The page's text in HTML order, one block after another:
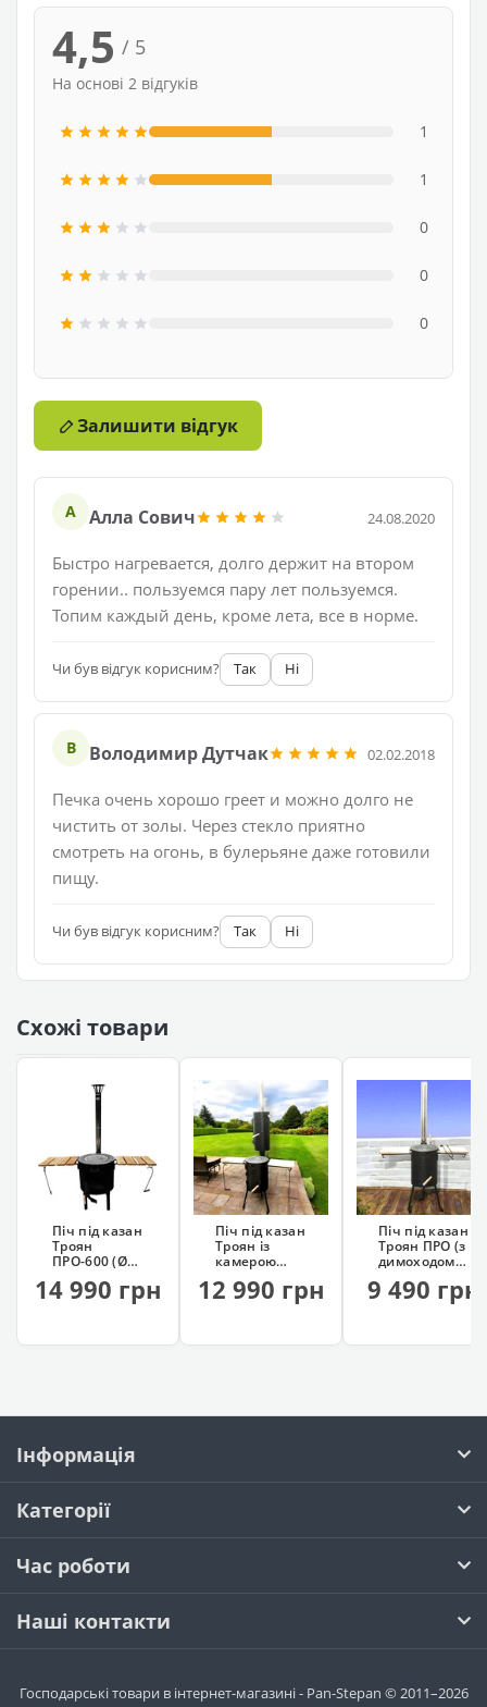
4,5 / 5
На основі 2 відгуків
1
1
0
0
0
Залишити відгук
А Алла Сович 24.08.2020
Быстро нагревается, долго держит на втором
горении.. пользуемся пару лет пользуемся.
Топим каждый день, кроме лета, все в норме.
Чи був відгук корисним? Так Ні
В Володимир Дутчак 02.02.2018
Печка очень хорошо греет и можно долго не
чистить от золы. Через стекло приятно
смотреть на огонь, в булерьяне даже готовили
пищу.
Чи був відгук корисним? Так Ні
Схожі товари
Піч під казан
Троян
ПРО-600 (Ø60
14 990 грн
Піч під казан
Троян із
камерою
12 990 грн
Піч під казан
Троян ПРО (з
димоходом,
9 490 грн
Інформація
Категорії
Час роботи
Наші контакти
Господарські товари в інтернет-магазині - Pan-Stepan © 2011–2026